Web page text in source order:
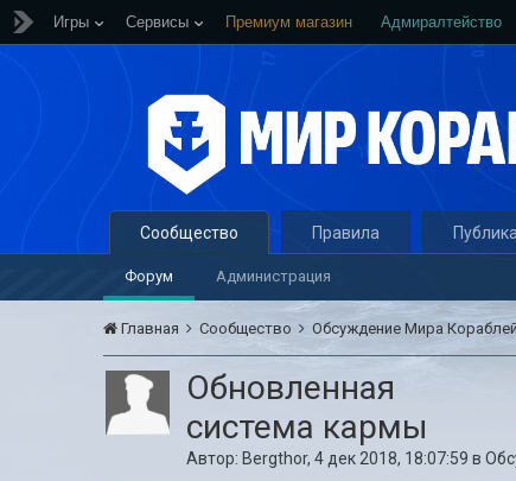
Игры Сервисы Премиум магазин Адмиралтейство
Сообщество
Форум Администрация
Правила
Главная Сообщество Обсуждение Мира Кораблей
Обновленная
система кармы
Автор: Bergthor,4 дек 2018, 18:07:59 в